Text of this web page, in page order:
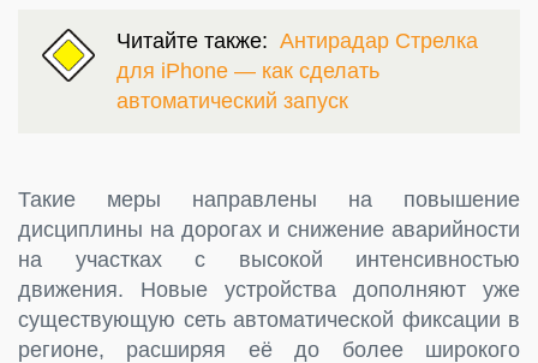
Читайте также: Антирадар Стрелка
для iPhone — как сделать
автоматический запуск
Такие меры направлены на повышение
дисциплины на дорогах и снижение аварийности
на участках с высокой интенсивностью
движения. Новые устройства дополняют уже
существующую сеть автоматической фиксации в
регионе, расширяя её до более широкого